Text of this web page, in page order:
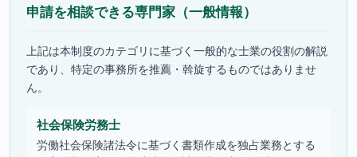
申請を相談できる専門家（一般情報）
上記は本制度のカテゴリに基づく一般的な士業の役割の解説
であり、特定の事務所を推薦・斡旋するものではありませ
ん。
社会保険労務士
労働社会保険諸法令に基づく書類作成を独占業務とする